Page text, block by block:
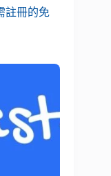
註冊的免